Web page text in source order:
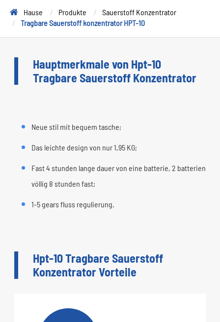
Hause Produkte
Sauerstoff Konzentrator
Tragbare Sauerstoff konzentrator HPT-10
Hauptmerkmale von Hpt-10
Tragbare Sauerstoff Konzentrator
Neue stil mit bequem tasche;
Das leichte design von nur 1,95 KG;
Fast 4 stunden lange dauer von eine batterie, 2 batterien
völlig 8 stunden fast;
1-5 gears fluss regulierung.
Hpt-10 Tragbare Sauerstoff
Konzentrator Vorteile